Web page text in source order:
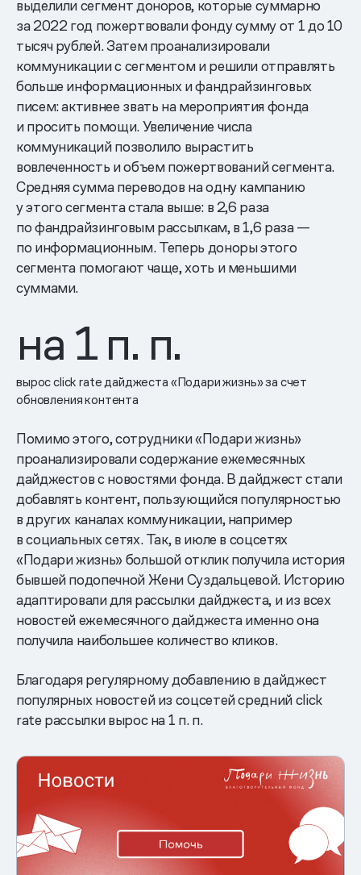
выделили сегмент доноров, которые суммарно
за 2022 год пожертвовали фонду сумму от 1 до 10
тысяч рублей. Затем проанализировали
коммуникации с сегментом и решили отправлять
больше информационных и фандрайзинговых
писем: активнее звать на мероприятия фонда
и просить помощи. Увеличение числа
коммуникаций позволило вырастить
вовлеченность и объем пожертвований сегмента.
Средняя сумма переводов на одну кампанию
у этого сегмента стала выше: в 2,6 раза
по фандрайзинговым рассылкам, в 1,6 раза —
по информационным. Теперь доноры этого
сегмента помогают чаще, хоть и меньшими
суммами.
на1п. п.
вырос click rate дайджеста «Подари жизнь» за счет
обновления контента
Помимо этого, сотрудники «Подари жизнь»
проанализировали содержание ежемесячных
дайджестов с новостями фонда. В дайджест стали
добавлять контент, пользующийся популярностью
в других каналах коммуникации, например
в социальных сетях. Так, в июле в соцсетях
«Подари жизнь» большой отклик получила история
бывшей подопечной Жени Суздальцевой. Историю
адаптировали для рассылки дайджеста, и из всех
новостей ежемесячного дайджеста именно она
получила наибольшее количество кликов.
Благодаря регулярному добавлению в дайджест
популярных новостей из соцсетей средний click
rate рассылки вырос на 1 п. п.